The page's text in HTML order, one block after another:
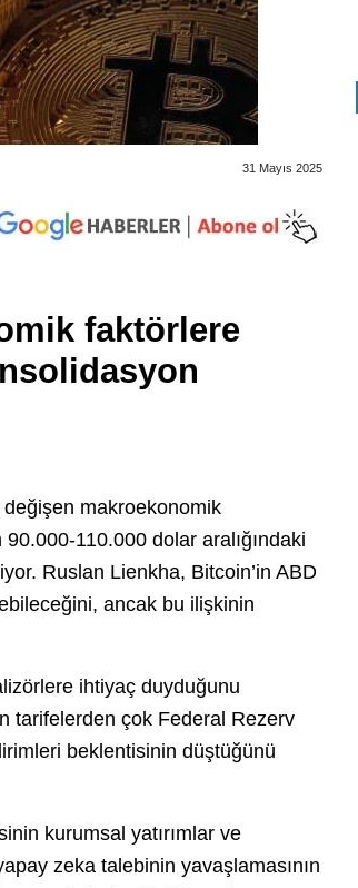
31 Mayıs 2025
faktörlere
makroekonomik
110.000 dolar aralığındaki
Ruslan Lienkha, Bitcoin’in ABD
ancak bu ilişkinin
ihtiyaç duyduğunu
tarifelerden çok Federal Rezerv
beklentisinin düştüğünü
kurumsal yatırımlar ve
zeka talebinin yavaşlamasının